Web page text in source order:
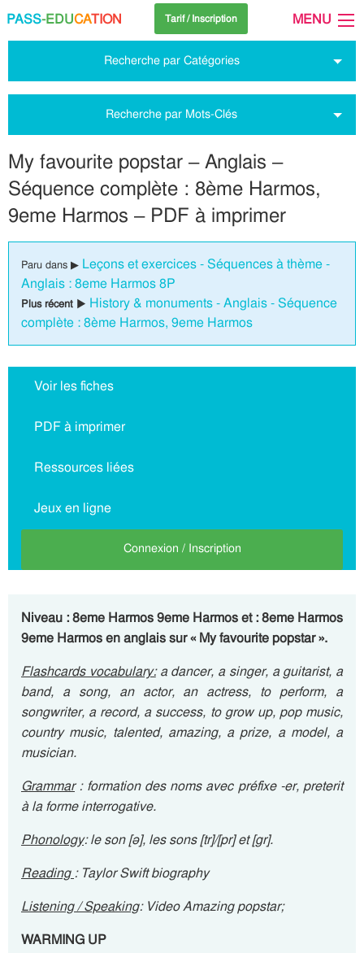
PASS-EDUCATION Tarif / Inscription MENU
Recherche par Catégories
Recherche par Mots-Clés
My favourite popstar – Anglais –
Séquence complète : 8ème Harmos,
9eme Harmos – PDF à imprimer
Paru dans ▶ Leçons et exercices - Séquences à thème -
Anglais : 8eme Harmos 8P
Plus récent ▶ History & monuments - Anglais - Séquence
complète : 8ème Harmos, 9eme Harmos
Voir les fiches
PDF à imprimer
Ressources liées
Jeux en ligne
Connexion / Inscription
Niveau : 8eme Harmos 9eme Harmos et : 8eme Harmos
9eme Harmos en anglais sur « My favourite popstar ».
Flashcards vocabulary:a dancer, a singer, a guitarist, a
band, a song, an actor, an actress, to perform, a
songwriter, a record, a success, to grow up, pop music,
country music, talented, amazing, a prize, a model, a
musician.
Grammar: formation des noms avec préfixe -er, preterit
à la forme interrogative.
Phonology: le son [ə], les sons [tr]/[pr] et [gr].
Reading : Taylor Swift biography
Listening / Speaking: Video Amazing popstar;
WARMING UP